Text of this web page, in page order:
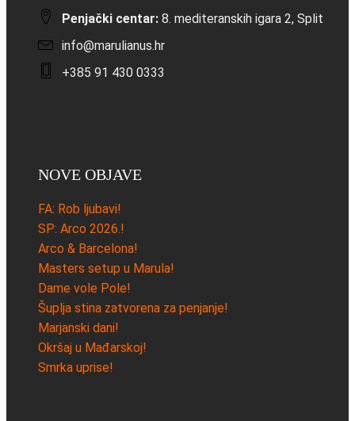
Penjački centar: 8. mediteranskih igara 2, Split
info@marulianus.hr
+385 91 430 0333
NOVE OBJAVE
FA: Rob ljubavi!
SP: Arco 2026.!
Arco & Barcelona!
Masters setup u Marula!
Dame vole Pole!
Šuplja stina zatvorena za penjanje!
Marjanski dani!
Okršaj u Mađarskoj!
Smrka uprise!